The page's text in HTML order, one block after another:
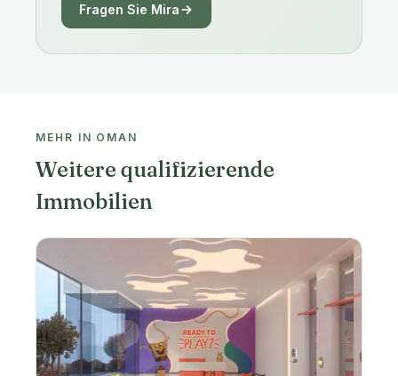
Fragen Sie Mira
MEHR IN OMAN
Weitere qualifizierende
Immobilien